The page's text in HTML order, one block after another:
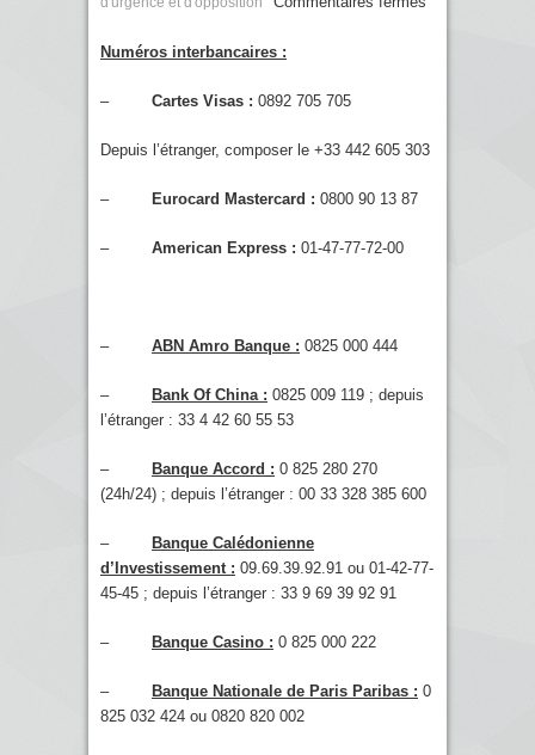
Numéros interbancaires :
– Cartes Visas : 0892 705 705
Depuis l’étranger, composer le +33 442 605 303
– Eurocard Mastercard : 0800 90 13 87
– American Express : 01-47-77-72-00
– ABN Amro Banque : 0825 000 444
– Bank OfChina : 0825 009 119 ; depuis
l’étranger : 33 4 42 60 55 53
– Banque Accord : 0 825 280 270
(24h/24) ; depuis l’étranger : 00 33 328 385 600
–
Banque Calédonienne
d’Investissement : 09.69.39.92.91 ou 01-42-77-
45-45 ; depuis l’étranger : 33 9 69 39 92 91
– Banque Casino : 0 825 000 222
– Banque Nationale de Paris Paribas : 0
825 032 424 ou 0820 820 002